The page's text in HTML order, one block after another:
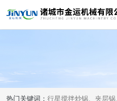
热门关键词：行星搅拌炒锅、夹层